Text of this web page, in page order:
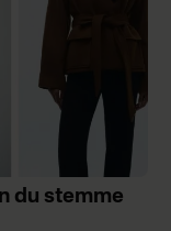
du stemme